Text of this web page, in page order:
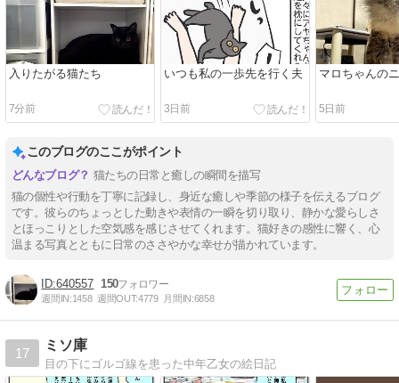
入りたがる猫たち
7分前
いつも私の一歩先を行く夫
3日前
マロちゃんの
5日前
このブログのここがポイント
猫たちの日常と癒しの瞬間を描写
猫の個性や行動を丁寧に記録し、身近な癒しや季節の様子を伝えるブログ
です。彼らのちょっとした動きや表情の一瞬を切り取り、静かな愛らしさ
とほっこりとした空気感を感じさせてくれます。猫好きの感性に響く、心
温まる写真とともに日常のささやかな幸せが描かれています。
640557 150
週間IN:1458 週間OUT:4779 月間IN:6858
17
ミソ庫
目の下にゴルゴ線を患った中年乙女の絵日記